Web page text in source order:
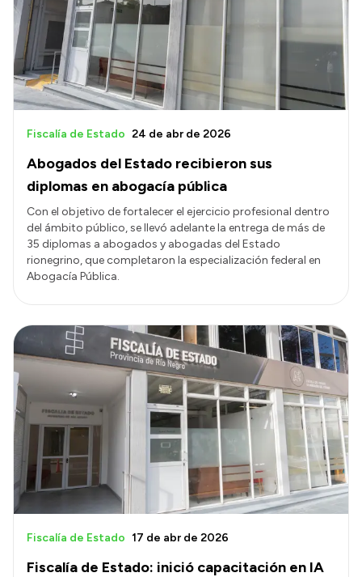
Abogados del Estado recibieron sus
diplomas en abogacía pública
Fiscalía de Estado 24 de abr de 2026
Con el objetivo de fortalecer el ejercicio profesional dentro
del ámbito público, se llevó adelante la entrega de más de
35 diplomas a abogados y abogadas del Estado
rionegrino, que completaron la especialización federal en
Abogacía Pública.
Fiscalía de Estado: inició capacitación en IA
Fiscalía de Estado 17 de abr de 2026